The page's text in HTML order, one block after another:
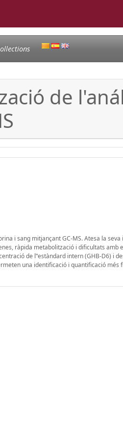
de
i sang mitjançant GC-MS. Atesa la seva
ràpida metabolització i dificultats amb
de l‟estàndard intern (GHB-D6) i
una identificació i quantificació més